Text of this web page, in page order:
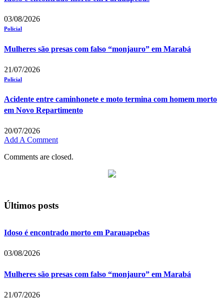
03/08/2026
Policial
Mulheres são presas com falso “monjauro” em Marabá
21/07/2026
Policial
Acidente entre caminhonete e moto termina com homem morto
em Novo Repartimento
20/07/2026
Add A Comment
Comments are closed.
Últimos posts
Idoso é encontrado morto em Parauapebas
03/08/2026
Mulheres são presas com falso “monjauro” em Marabá
21/07/2026